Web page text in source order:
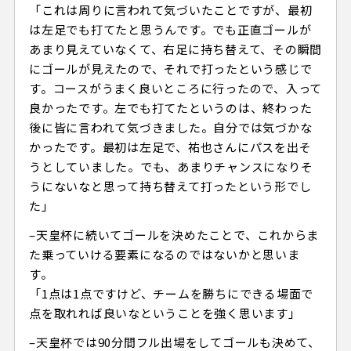
「これは周りに言われて気づいたことですが、最初
は左足でも打てたと思うんです。でも正直ゴールが
あまり見えていなくて、右足に持ち替えて、その瞬間
にゴールが見えたので、それで打ったという感じで
す。コースがうまく良いところに行ったので、入って
良かったです。左でも打てたというのは、終わった
後に皆に言われて気づきました。自分では気づかな
かったです。最初は左足で、祐也さんにパスを出そ
うとしていました。でも、あまりチャンスになりそ
うにないなと思って持ち替えて打ったという形でし
た」
–天皇杯に続いてゴールを決めたことで、これからま
た乗っていける要素になるのではないかと思いま
す。
「1点は1点ですけど、チームを勝ちにできる場面で
点を取れれば良いなということを強く思います」
–天皇杯では90分間フル出場をしてゴールも決めて、